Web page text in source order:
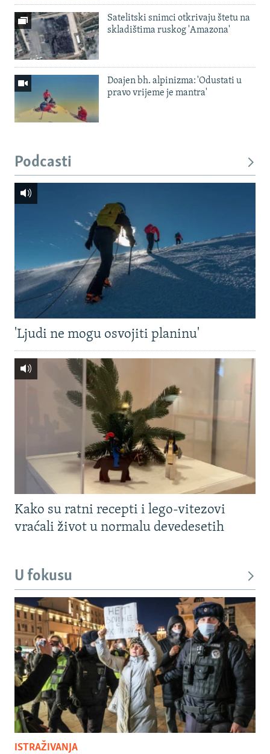
Satelitski snimci otkrivaju štetu na
skladištima ruskog 'Amazona'
Doajen bh. alpinizma: 'Odustati u
pravo vrijeme je mantra'
Podcasti
'Ljudi ne mogu osvojiti planinu'
Kako su ratni recepti i lego-vitezovi
vraćali život u normalu devedesetih
U fokusu
ISTRAŽIVANJA